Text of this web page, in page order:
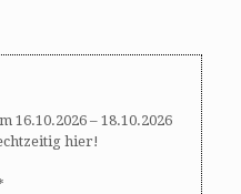
16.10.2026 – 18.10.2026
hier!